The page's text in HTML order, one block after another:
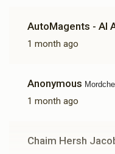
AutoMagents - AI
1 month ago
Anonymous
1 month ago
Chaim Hersh